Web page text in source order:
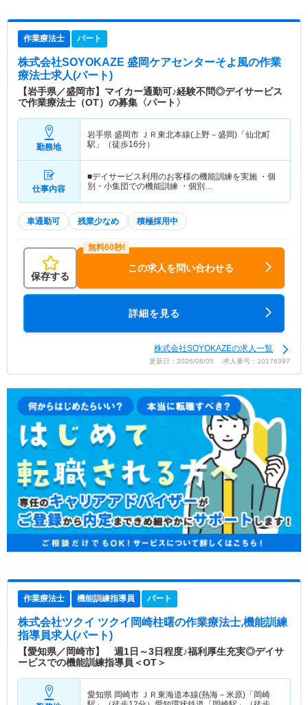
作業療法士 パート
株式会社SOYOKAZE 盛岡ケアセンターそよ風の作業
療法士求人(パート)
【岩手県／盛岡市】マイカー通勤可♪経験不問◎デイサービス
で作業療法士（OT）の募集〈パート〉
勤務地
岩手県 盛岡市 ＪＲ東北本線(上野－盛岡)「仙北町
駅」（徒歩16分）
仕事内容
■デイサービス利用のお客様の機能訓練を実施 ・個
別・小集団での機能訓練 ・個別…
車通勤可 残業少なめ 積極採用中
保存する
この求人を問い合わせる
詳細を見る
株式会社SOYOKAZEの求人一覧
更新日：2026/08/05 求人番号：10176397
作業療法士 機能訓練指導員 パート
株式会社ツクイ ツクイ岡崎柱曙の作業療法士,機能訓練
指導員求人(パート)
【愛知県／岡崎市】 週1日～3日程度♪福利厚生充実◎デイサ
ービスでの機能訓練指導員＜OT＞
愛知県 岡崎市
ＪＲ東海道本線(熱海－米原)「岡崎